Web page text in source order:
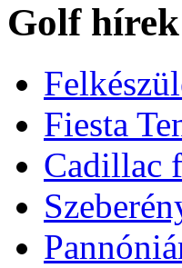
Golf
Fiesta
Cadillac